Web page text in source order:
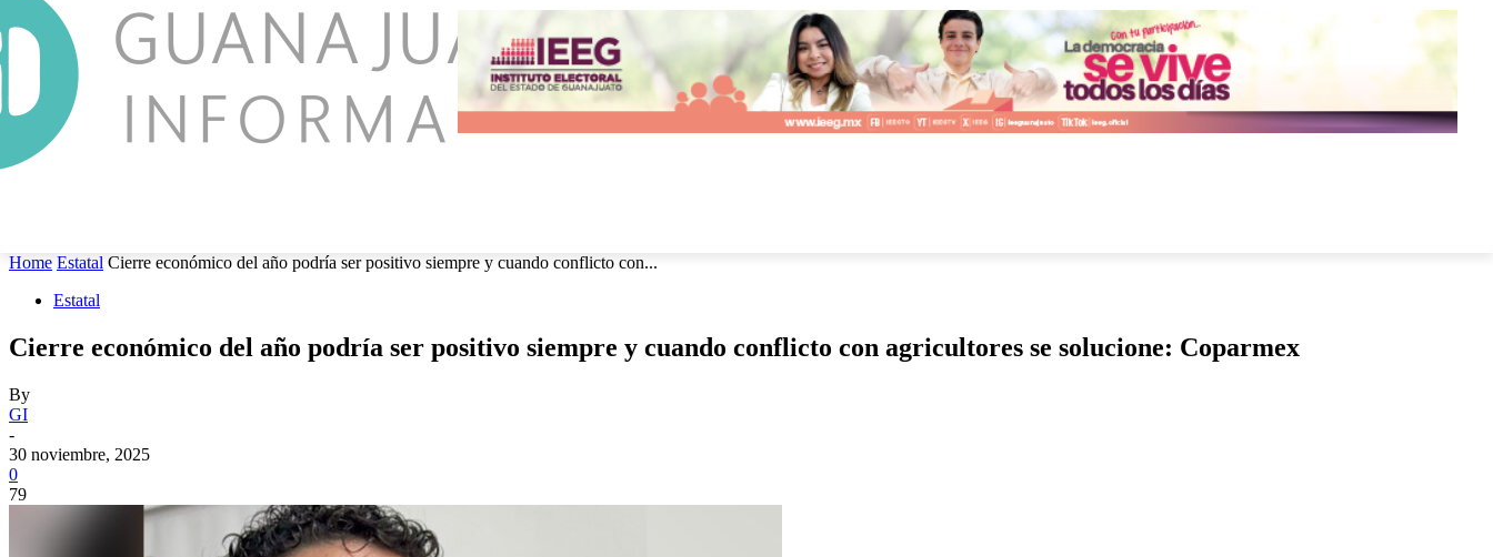
Home Estatal Cierre económico del año podría ser positivo siempre y cuando conflicto con...
Estatal
Cierre económico del año podría ser positivo siempre y cuando conflicto con agricultores se solucione: Coparmex
By
GI
-
30 noviembre, 2025
0
79